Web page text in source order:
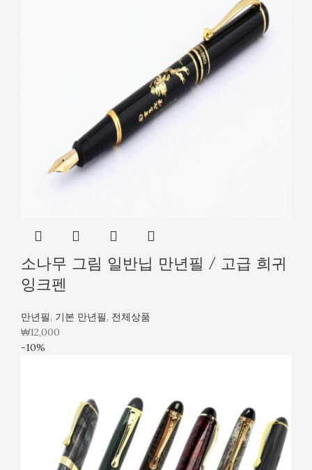
소나무 그림 일반닙 만년필 / 고급 희귀
잉크펜
만년필, 기본 만년필, 전체상품
₩12,000
-10%